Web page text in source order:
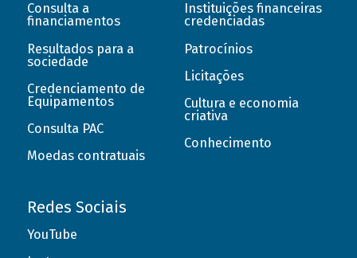
Consulta a
financiamentos
Resultados para a
sociedade
Credenciamento de
Equipamentos
Consulta PAC
Moedas contratuais
Instituições financeiras
credenciadas
Patrocínios
Licitações
Cultura e economia
criativa
Conhecimento
Redes Sociais
YouTube